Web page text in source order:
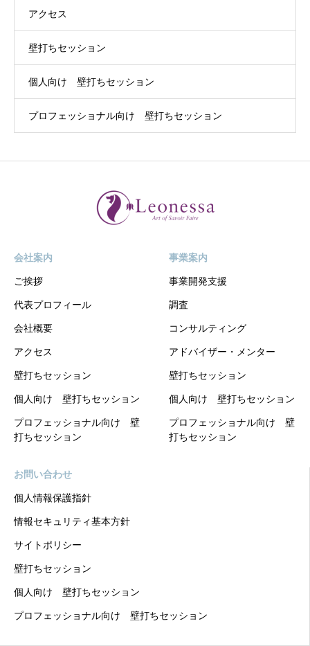
アクセス
壁打ちセッション
個人向け 壁打ちセッション
プロフェッショナル向け 壁打ちセッション
会社案内
ご挨拶
代表プロフィール
会社概要
アクセス
壁打ちセッション
個人向け 壁打ちセッション
プロフェッショナル向け 壁
打ちセッション
事業案内
事業開発支援
調査
コンサルティング
アドバイザー・メンター
壁打ちセッション
個人向け 壁打ちセッション
プロフェッショナル向け 壁
打ちセッション
お問い合わせ
個人情報保護指針
情報セキュリティ基本方針
サイトポリシー
壁打ちセッション
個人向け 壁打ちセッション
プロフェッショナル向け 壁打ちセッション